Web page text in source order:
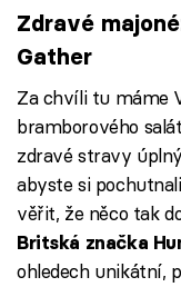
Zdravé
Gather
Za chvíli tu máme
bramborového
zdravé stravy
abyste si
věřit, že něco tak
Britská značka
ohledech unikátní,